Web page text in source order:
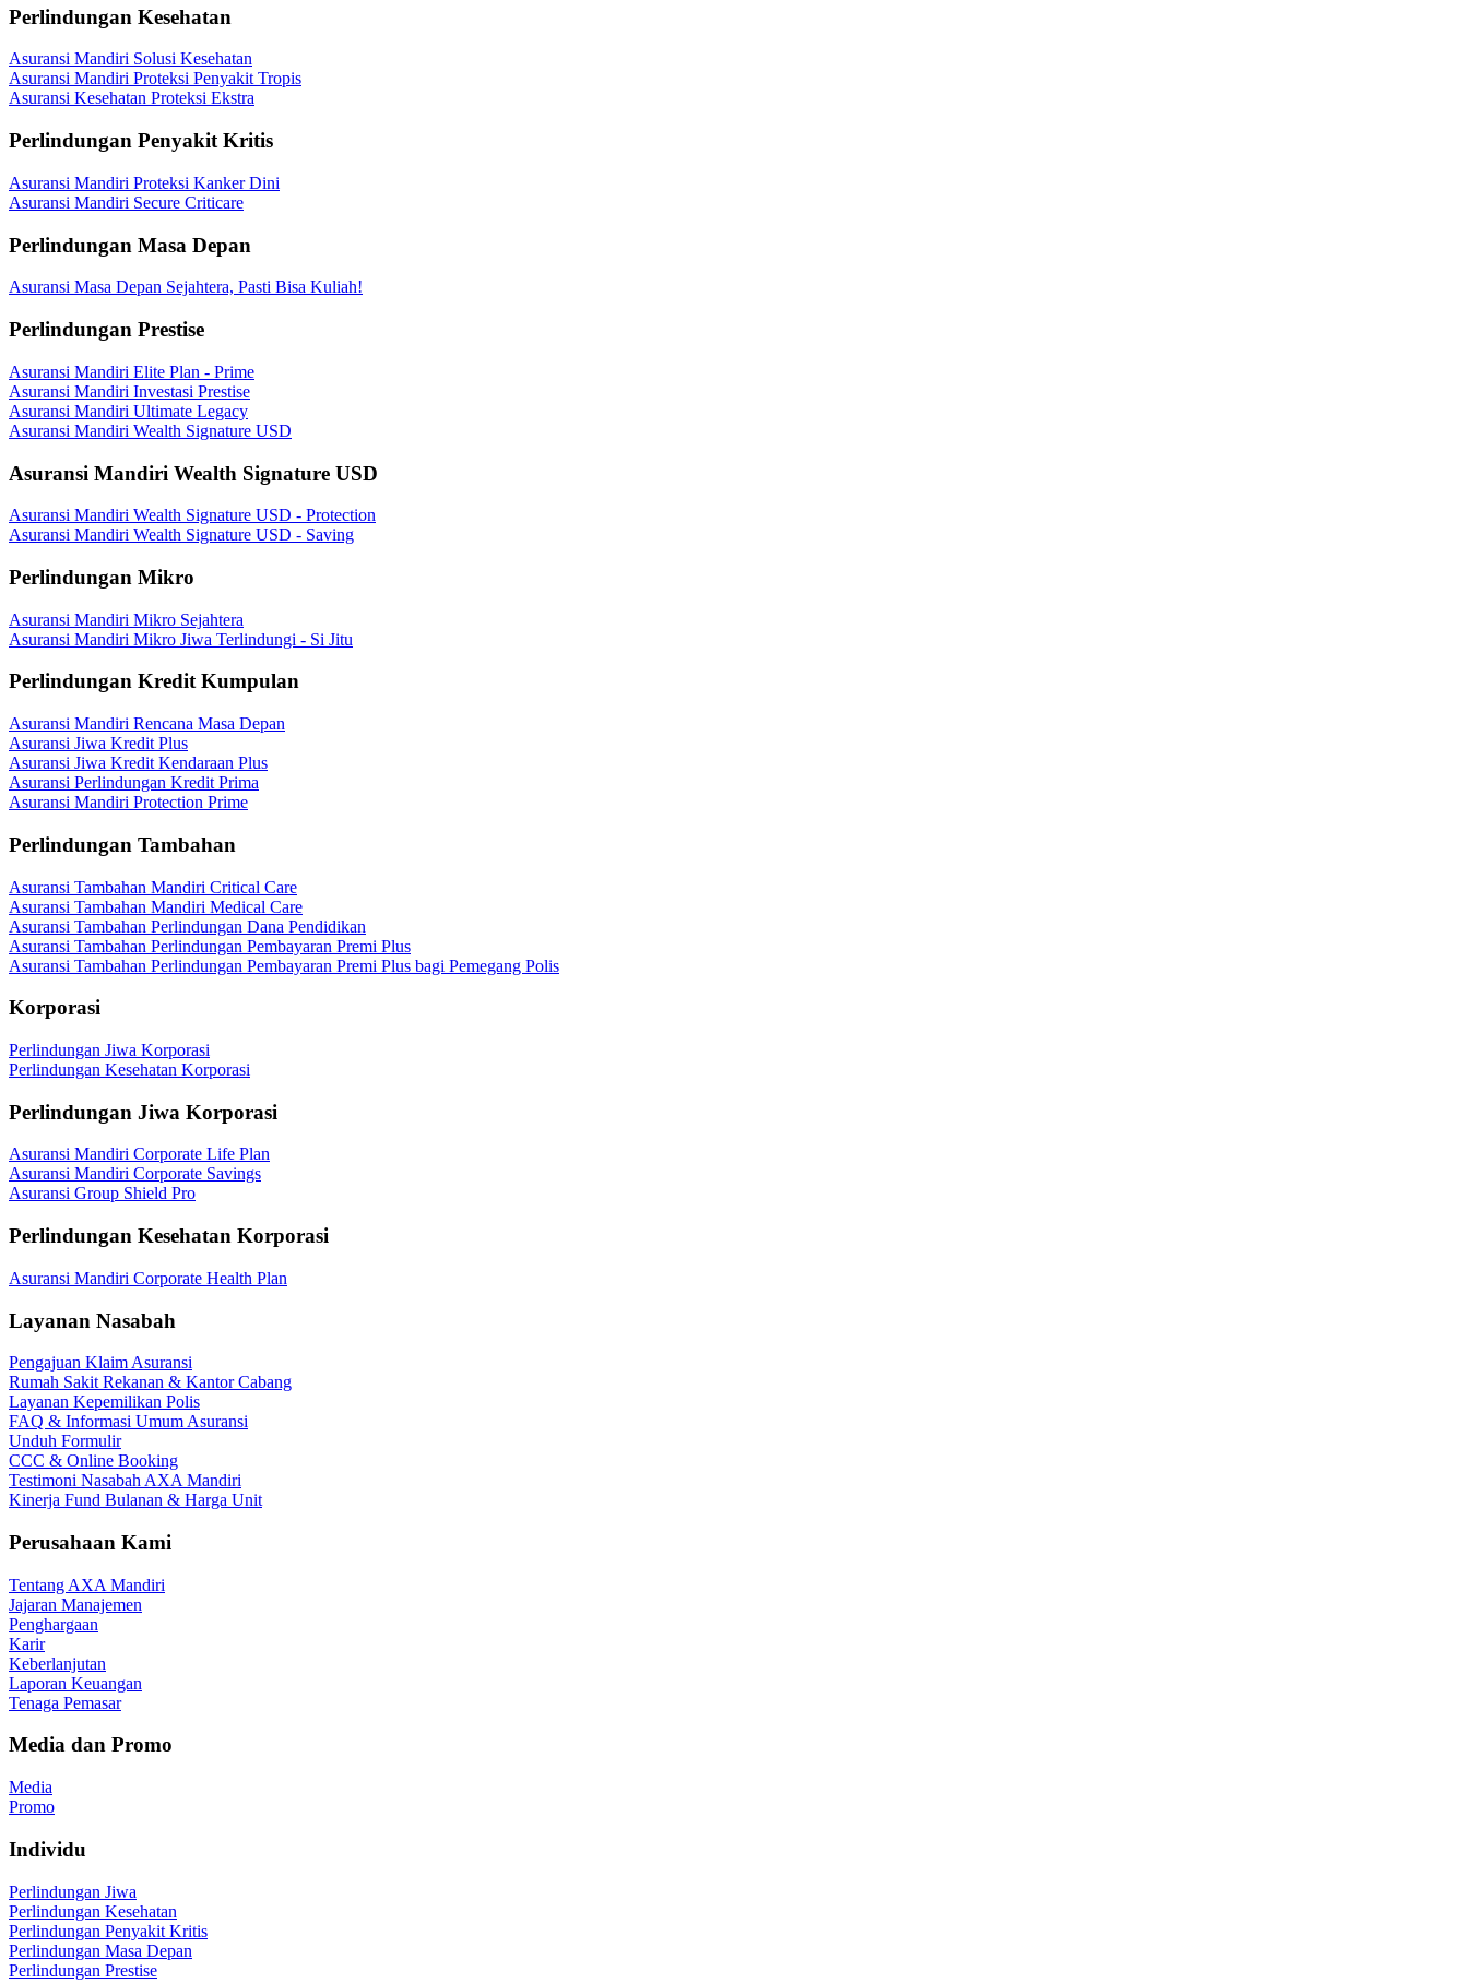
Perlindungan Kesehatan
Asuransi Mandiri Solusi Kesehatan
Asuransi Mandiri Proteksi Penyakit Tropis
Asuransi Kesehatan Proteksi Ekstra
Perlindungan Penyakit Kritis
Asuransi Mandiri Proteksi Kanker Dini
Asuransi Mandiri Secure Criticare
Perlindungan Masa Depan
Asuransi Masa Depan Sejahtera, Pasti Bisa Kuliah!
Perlindungan Prestise
Asuransi Mandiri Elite Plan - Prime
Asuransi Mandiri Investasi Prestise
Asuransi Mandiri Ultimate Legacy
Asuransi Mandiri Wealth Signature USD
Asuransi Mandiri Wealth Signature USD
Asuransi Mandiri Wealth Signature USD - Protection
Asuransi Mandiri Wealth Signature USD - Saving
Perlindungan Mikro
Asuransi Mandiri Mikro Sejahtera
Asuransi Mandiri Mikro Jiwa Terlindungi - Si Jitu
Perlindungan Kredit Kumpulan
Asuransi Mandiri Rencana Masa Depan
Asuransi Jiwa Kredit Plus
Asuransi Jiwa Kredit Kendaraan Plus
Asuransi Perlindungan Kredit Prima
Asuransi Mandiri Protection Prime
Perlindungan Tambahan
Asuransi Tambahan Mandiri Critical Care
Asuransi Tambahan Mandiri Medical Care
Asuransi Tambahan Perlindungan Dana Pendidikan
Asuransi Tambahan Perlindungan Pembayaran Premi Plus
Asuransi Tambahan Perlindungan Pembayaran Premi Plus bagi Pemegang Polis
Korporasi
Perlindungan Jiwa Korporasi
Perlindungan Kesehatan Korporasi
Perlindungan Jiwa Korporasi
Asuransi Mandiri Corporate Life Plan
Asuransi Mandiri Corporate Savings
Asuransi Group Shield Pro
Perlindungan Kesehatan Korporasi
Asuransi Mandiri Corporate Health Plan
Layanan Nasabah
Pengajuan Klaim Asuransi
Rumah Sakit Rekanan & Kantor Cabang
Layanan Kepemilikan Polis
FAQ & Informasi Umum Asuransi
Unduh Formulir
CCC & Online Booking
Testimoni Nasabah AXA Mandiri
Kinerja Fund Bulanan & Harga Unit
Perusahaan Kami
Tentang AXA Mandiri
Jajaran Manajemen
Penghargaan
Karir
Keberlanjutan
Laporan Keuangan
Tenaga Pemasar
Media dan Promo
Media
Promo
Individu
Perlindungan Jiwa
Perlindungan Kesehatan
Perlindungan Penyakit Kritis
Perlindungan Masa Depan
Perlindungan Prestise